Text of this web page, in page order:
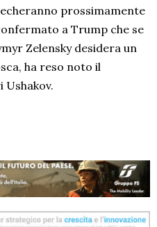
prossimamente
a Trump che se
Zelensky desidera un
ha reso noto il